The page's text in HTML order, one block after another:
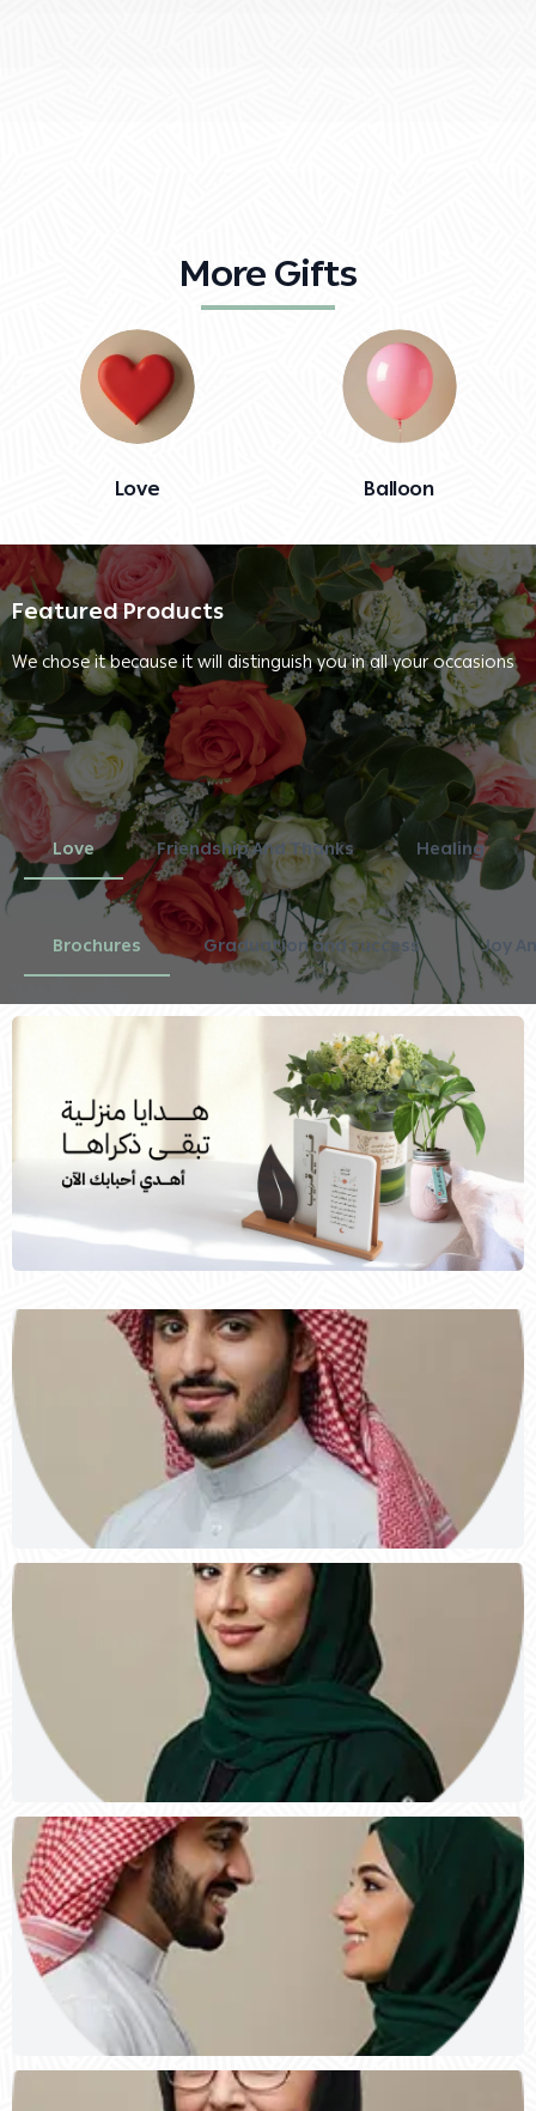
More Gifts
Love Balloon
Featured Products
We chose it because it will distinguish you in all your occasions
Love Friendship And Thanks Healing
Brochures Graduation and success Joy